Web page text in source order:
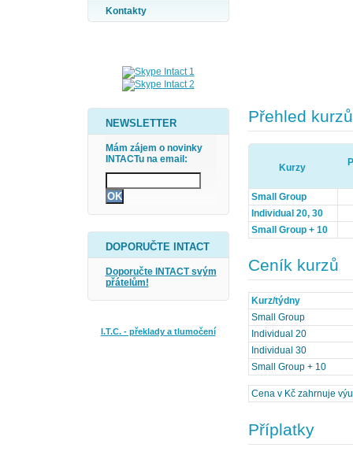
Kontakty
NEWSLETTER
Mám zájem o novinky
INTACTu na email:
DOPORUČTE INTACT
Doporučte INTACT svým
přátelům!
I.T.C. - překlady a tlumočení
Přehled kurzů
Kurzy
Small Group
Individual 20, 30
Small Group + 10
Ceník kurzů
Kurz/týdny
Small Group
Individual 20
Individual 30
Small Group + 10
Cena v Kč zahrnuje
Příplatky